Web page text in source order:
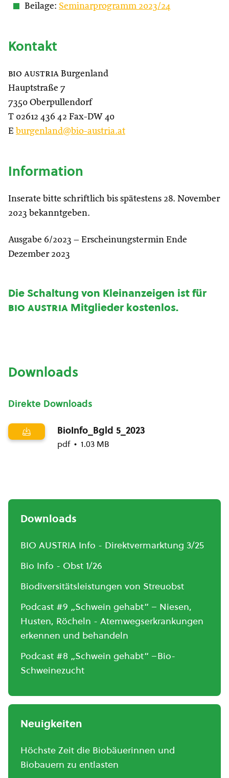
Beilage: Seminarprogramm 2023/24
Kontakt
bio austria Burgenland
Hauptstraße 7
7350 Oberpullendorf
T 02612 436 42 Fax-DW 40
E burgenland@bio-austria.at
Information
Inserate bitte schriftlich bis spätestens 28. November
2023 bekanntgeben.
Ausgabe 6/2023 – Erscheinungstermin Ende
Dezember 2023
Die Schaltung von Kleinanzeigen ist für
bio austria Mitglieder kostenlos.
Downloads
Direkte Downloads
BioInfo_Bgld 5_2023
pdf 1.03 MB
Downloads
BIO AUSTRIA Info - Direktvermarktung 3/25
Bio Info - Obst 1/26
Biodiversitätsleistungen von Streuobst
Podcast #9 „Schwein gehabt“ – Niesen,
Husten, Röcheln - Atemwegserkrankungen
erkennen und behandeln
Podcast #8 „Schwein gehabt“ –Bio-
Schweinezucht
Neuigkeiten
Höchste Zeit die Biobäuerinnen und
Biobauern zu entlasten